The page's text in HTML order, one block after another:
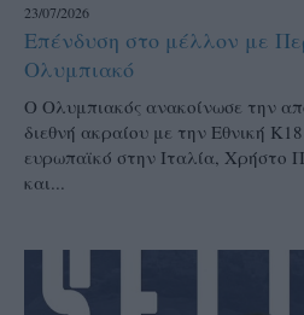
23/07/2026
Επένδυση στο μέλλον με
Ολυμπιακό
Ο Ολυμπιακός ανακοίνωσε την
διεθνή ακραίου με την Εθνική
ευρωπαϊκό στην Ιταλία, Χρήστο
και...